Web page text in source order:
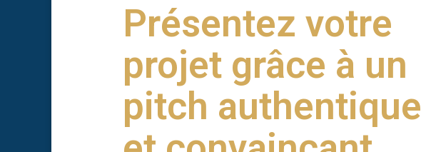
Présentez votre
projet grâce à un
pitch authentique